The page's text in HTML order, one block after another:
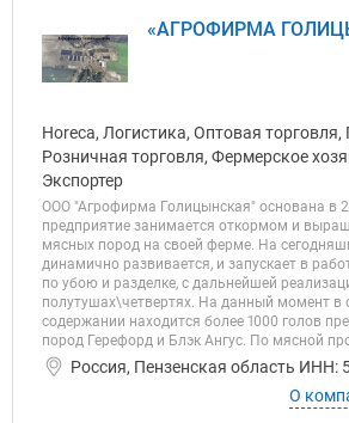
«АГРОФИРМА
Horeca, Логистика, Оптовая торговля,
Розничная торговля, Фермерское
Экспортер
ООО "Агрофирма Голицынская" основана в
предприятие занимается откормом и
мясных пород на своей ферме. На
динамично развивается, и запускает в
по убою и разделке, с дальнейшей
полутушах\четвертях. На данный момент в
содержании находится более 1000 голов
пород Герефорд и Блэк Ангус. По мясной
Россия, Пензенская область ИНН:
О